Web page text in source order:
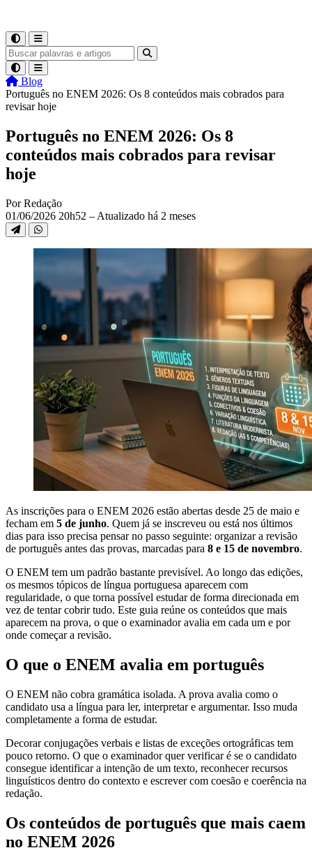
Blog
Português no ENEM 2026: Os 8 conteúdos mais cobrados para
revisar hoje
Português no ENEM 2026: Os 8
conteúdos mais cobrados para revisar
hoje
Por Redação
01/06/2026 20h52 – Atualizado há 2 meses
As inscrições para o ENEM 2026 estão abertas desde 25 de maio e
fecham em 5 de junho. Quem já se inscreveu ou está nos últimos
dias para isso precisa pensar no passo seguinte: organizar a revisão
de português antes das provas, marcadas para 8 e 15 de novembro.
O ENEM tem um padrão bastante previsível. Ao longo das edições,
os mesmos tópicos de língua portuguesa aparecem com
regularidade, o que torna possível estudar de forma direcionada em
vez de tentar cobrir tudo. Este guia reúne os conteúdos que mais
aparecem na prova, o que o examinador avalia em cada um e por
onde começar a revisão.
O que o ENEM avalia em português
O ENEM não cobra gramática isolada. A prova avalia como o
candidato usa a língua para ler, interpretar e argumentar. Isso muda
completamente a forma de estudar.
Decorar conjugações verbais e listas de exceções ortográficas tem
pouco retorno. O que o examinador quer verificar é se o candidato
consegue identificar a intenção de um texto, reconhecer recursos
linguísticos dentro do contexto e escrever com coesão e coerência na
redação.
Os conteúdos de português que mais caem
no ENEM 2026